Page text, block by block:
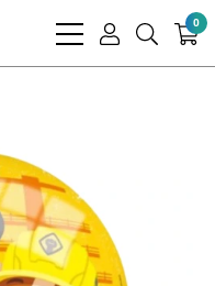
bars
user
search
0